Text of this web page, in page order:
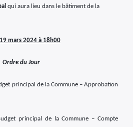
qui aura lieu dans le bâtiment de la
mars2024à 18h00
Ordre du Jour
principal de la Commune – Approbation
principal de la Commune – Compte